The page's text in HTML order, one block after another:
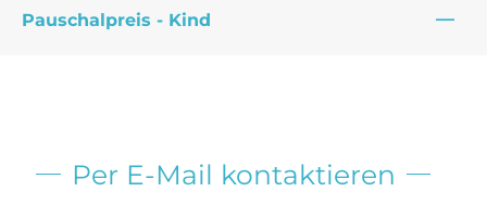
Pauschalpreis - Kind —
Per E-Mail kontaktieren